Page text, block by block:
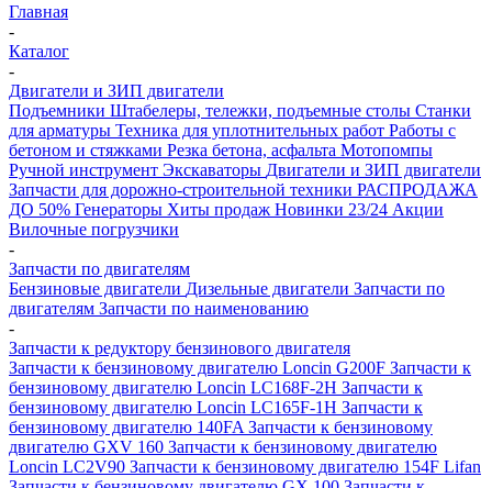
Главная
-
Каталог
-
Двигатели и ЗИП двигатели
Подъемники Штабелеры, тележки, подъемные столы Станки
для арматуры Техника для уплотнительных работ Работы с
бетоном и стяжками Резка бетона, асфальта Мотопомпы
Ручной инструмент Экскаваторы Двигатели и ЗИП двигатели
Запчасти для дорожно-строительной техники РАСПРОДАЖА
ДО 50% Генераторы Хиты продаж Новинки 23/24 Акции
Вилочные погрузчики
-
Запчасти по двигателям
Бензиновые двигатели Дизельные двигатели Запчасти по
двигателям Запчасти по наименованию
-
Запчасти к редуктору бензинового двигателя
Запчасти к бензиновому двигателю Loncin G200F Запчасти к
бензиновому двигателю Loncin LC168F-2H Запчасти к
бензиновому двигателю Loncin LC165F-1H Запчасти к
бензиновому двигателю 140FA Запчасти к бензиновому
двигателю GXV 160 Запчасти к бензиновому двигателю
Loncin LC2V90 Запчасти к бензиновому двигателю 154F Lifan